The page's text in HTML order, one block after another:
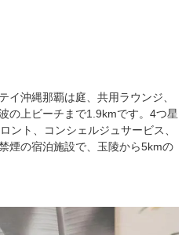
イ沖縄那覇は庭、共用ラウンジ、
の上ビーチまで1.9kmです。4つ星
ント、コンシェルジュサービス、
煙の宿泊施設で、玉陵から5kmの